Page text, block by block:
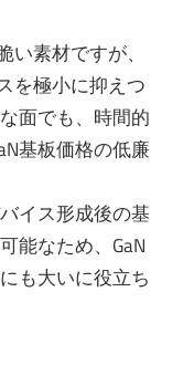
素材ですが、
を極小に抑えつ
面でも、時間的
基板価格の低廉
イス形成後の基
能なため、GaN
も大いに役立ち